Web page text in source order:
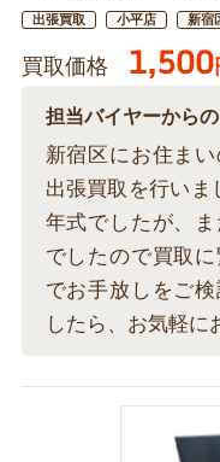
出張買取 小平店 新宿
買取価格 1,500
担当バイヤーから
新宿区にお住ま
出張買取を行いま
年式でしたが、
でしたので買取
でお手放しをご
したら、お気軽に